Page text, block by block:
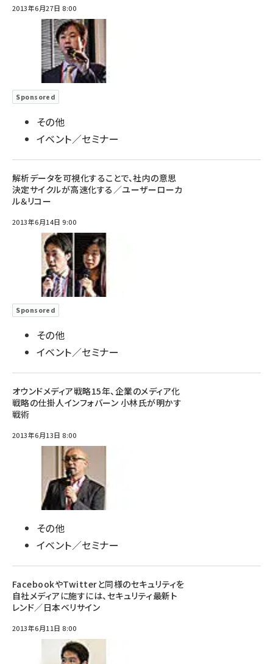
2013年6月27日 8:00
Sponsored
その他
イベント／セミナー
解析データを可視化することで、社内の意思
決定サイクルが高速化する／ユーザーローカ
ル＆リコー
2013年6月14日 9:00
Sponsored
その他
イベント／セミナー
オウンドメディア戦略15年、企業のメディア化
戦略の仕掛人インフォバーン 小林氏が明かす
戦術
2013年6月13日 8:00
その他
イベント／セミナー
FacebookやTwitterと同様のセキュリティを
自社メディアに施すには、セキュリティ最新ト
レンド／日本ベリサイン
2013年6月11日 8:00